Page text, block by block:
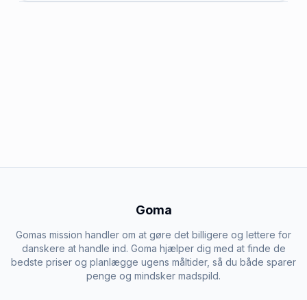
Goma
Gomas mission handler om at gøre det billigere og lettere for
danskere at handle ind. Goma hjælper dig med at finde de
bedste priser og planlægge ugens måltider, så du både sparer
penge og mindsker madspild.